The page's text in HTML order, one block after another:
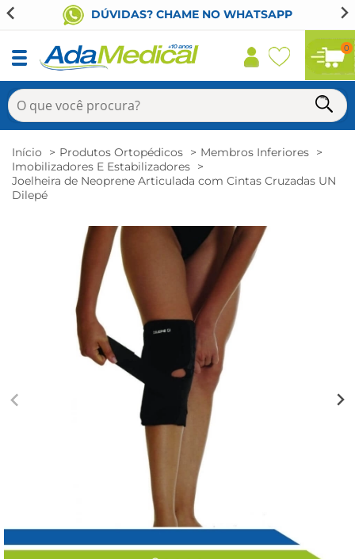
DÚVIDAS? CHAME NO WHATSAPP
0
Início Produtos Ortopédicos
Membros Inferiores
Imobilizadores E Estabilizadores
Joelheira de Neoprene Articulada com Cintas Cruzadas UN
Dilepé